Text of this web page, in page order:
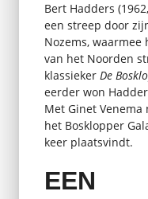
Bert Hadders
een streep door
Nozems,
van het Noorden
klassieker De
eerder won
Met Ginet
het Bosklopper
keer plaatsvindt.
EEN